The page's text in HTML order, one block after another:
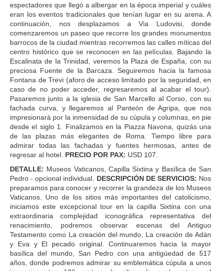
espectadores que llegó a albergar en la época imperial y cuáles
eran los eventos tradicionales que tenían lugar en su arena. A
continuación, nos desplazamos a Via Ludovisi, donde
comenzaremos un paseo que recorre los grandes monumentos
barrocos de la ciudad mientras recorremos las calles míticas del
centro histórico que se reconocen en las películas. Bajando la
Escalinata de la Trinidad, veremos la Plaza de España, con su
preciosa Fuente de la Barcaza. Seguiremos hacia la famosa
Fontana de Trevi (aforo de acceso limitado por la seguridad, en
caso de no poder acceder, regresaremos al acabar el tour).
Pasaremos junto a la iglesia de San Marcello al Corso, con su
fachada curva, y llegaremos al Panteón de Agripa, que nos
impresionará por la inmensidad de su cúpula y columnas, en pie
desde el siglo 1. Finalizamos en la Piazza Navona, quizás una
de las plazas más elegantes de Roma. Tiempo libre para
admirar todas las fachadas y fuentes hermosas, antes de
regresar al hotel. PRECIO POR PAX: USD 107.
DETALLE: Museos Vaticanos, Capilla Sixtina y Basílica de San
Pedro - opcional individual. DESCRIPCIÓN DE SERVICIOS: Nos
preparamos para conocer y recorrer la grandeza de los Museos
Vaticanos. Uno de los sitios más importantes del catolicismo,
iniciamos este excepcional tour en la capilla Sixtina con una
extraordinaria complejidad iconográfica representativa del
renacimiento, podremos observar escenas del Antiguo
Testamento como La creación del mundo, La creación de Adán
y Eva y El pecado original. Continuaremos hacia la mayor
basílica del mundo, San Pedro con una antigüedad de 517
años, donde podremos admirar su emblemática cúpula a unos